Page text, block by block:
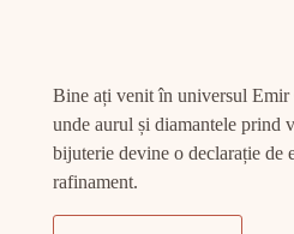
Bine ați venit în universul
unde aurul și diamantele prind
bijuterie devine o declarație de
rafinament.